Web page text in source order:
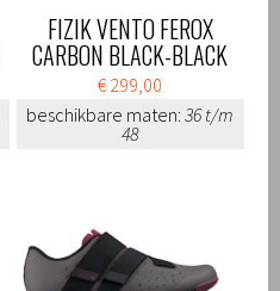
FIZIK VENTO FEROX
CARBON BLACK-BLACK
€ 299,00
beschikbare maten: 36 t/m
48